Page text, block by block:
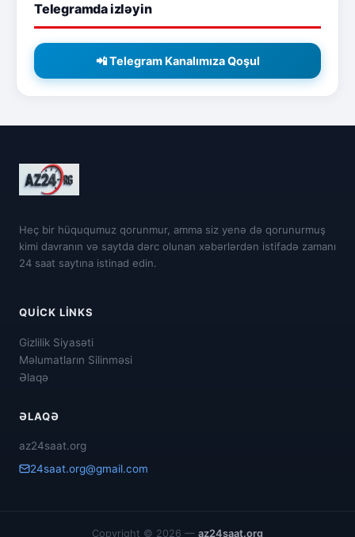
Telegramda izləyin
📲 Telegram Kanalımıza Qoşul
Heç bir hüququmuz qorunmur, amma siz yenə də qorunurmuş
kimi davranın və saytda dərc olunan xəbərlərdən istifadə zamanı
24 saat saytına istinad edin.
QUICK LINKS
Gizlilik Siyasəti
Məlumatların Silinməsi
Əlaqə
ƏLAQƏ
az24saat.org
24saat.org@gmail.com
Copyright © 2026 — az24saat.org